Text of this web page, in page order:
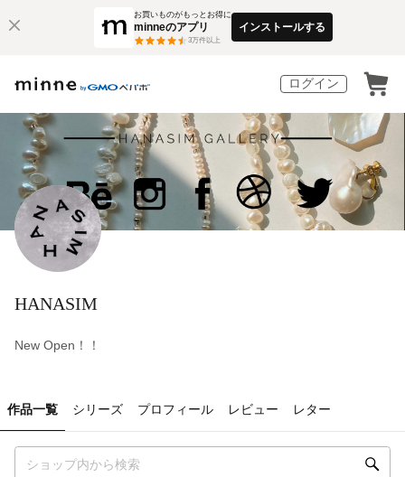
お買いものがもっとお得に
minneのアプリ
3万件以上
インストールする
ログイン
HANASIM
New Open！！
作品一覧 シリーズ プロフィール レビュー レター